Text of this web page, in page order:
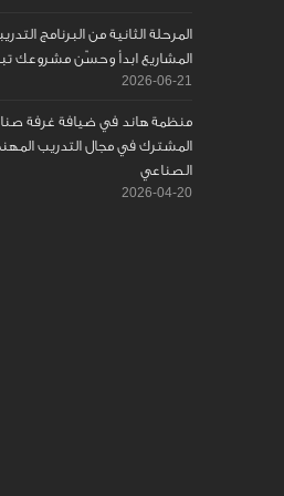
المرحلة الثانية من البرنامج
المشاريع ابدأ وحسّن مشروعك
2026-06-21
منظمة هاند في ضيافة غرفة
المشترك في مجال التدريب
الصناعي
2026-04-20